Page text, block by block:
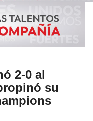
2-0 al
su